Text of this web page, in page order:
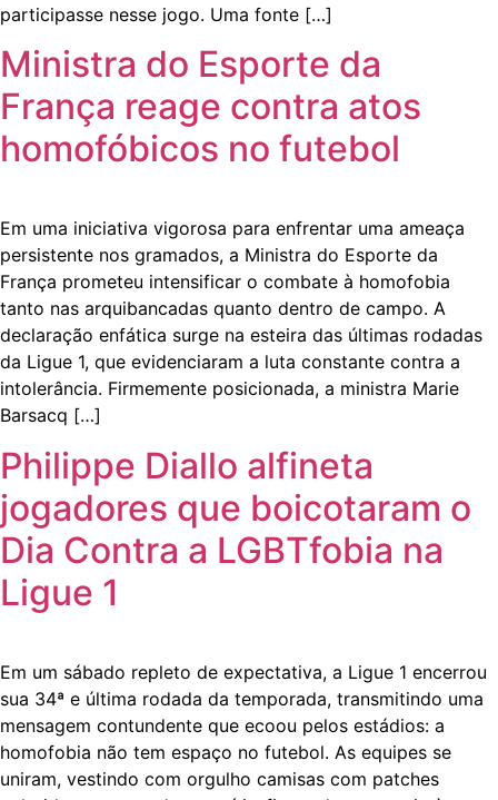
participasse nesse jogo. Uma fonte […]
Ministra do Esporte da
França reage contra atos
homofóbicos no futebol
Em uma iniciativa vigorosa para enfrentar uma ameaça
persistente nos gramados, a Ministra do Esporte da
França prometeu intensificar o combate à homofobia
tanto nas arquibancadas quanto dentro de campo. A
declaração enfática surge na esteira das últimas rodadas
da Ligue 1, que evidenciaram a luta constante contra a
intolerância. Firmemente posicionada, a ministra Marie
Barsacq […]
Philippe Diallo alfineta
jogadores que boicotaram o
Dia Contra a LGBTfobia na
Ligue 1
Em um sábado repleto de expectativa, a Ligue 1 encerrou
sua 34ª e última rodada da temporada, transmitindo uma
mensagem contundente que ecoou pelos estádios: a
homofobia não tem espaço no futebol. As equipes se
uniram, vestindo com orgulho camisas com patches